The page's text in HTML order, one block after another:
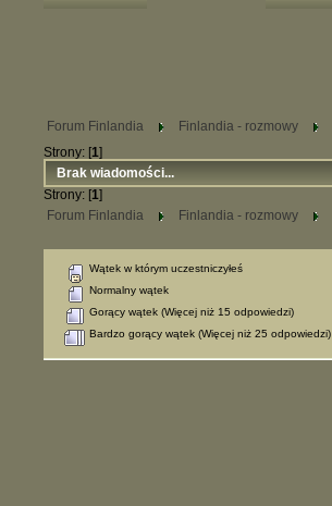
Forum Finlandia Finlandia - rozmowy
Strony: [1]
Brak wiadomości...
Strony: [1]
Forum Finlandia Finlandia - rozmowy
Wątek w którym uczestniczyłeś
Normalny wątek
Gorący wątek (Więcej niż 15 odpowiedzi)
Bardzo gorący wątek (Więcej niż 25 odpowiedzi)